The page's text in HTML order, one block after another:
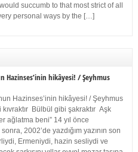
succumb to that most strict of all
personal ways by the […]
Hazinses’inin hikâyesi! / Şeyhmus
Hazinses’inin hikâyesi! / Şeyhmus
Bülbül gibi şakraktır Aşk
ağlatma beni” 14 yıl önce
2002’de yazdığım yazının son
Ermeniydi, hazin sesliydi ve